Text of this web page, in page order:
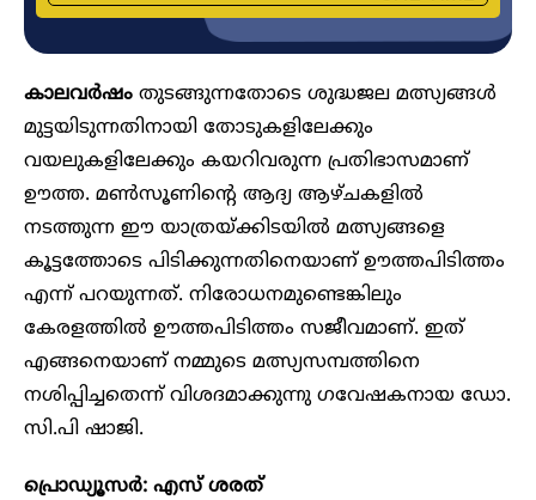
കാലവർഷം തുടങ്ങുന്നതോടെ ശുദ്ധജല മത്സ്യങ്ങൾ
മുട്ടയിടുന്നതിനായി തോടുകളിലേക്കും
വയലുകളിലേക്കും കയറിവരുന്ന പ്രതിഭാസമാണ്
ഊത്ത. മൺസൂണിന്റെ ആദ്യ ആഴ്ചകളിൽ
നടത്തുന്ന ഈ യാത്രയ്ക്കിടയിൽ മത്സ്യങ്ങളെ
കൂട്ടത്തോടെ പിടിക്കുന്നതിനെയാണ് ഊത്തപിടിത്തം
എന്ന് പറയുന്നത്. നിരോധനമുണ്ടെങ്കിലും
കേരളത്തിൽ ഊത്തപിടിത്തം സജീവമാണ്. ഇത്
എങ്ങനെയാണ് നമ്മുടെ മത്സ്യസമ്പത്തിനെ
നശിപ്പിച്ചതെന്ന് വിശദമാക്കുന്നു ​ഗവേഷകനായ ഡോ.
സി.പി ഷാജി.
പ്രൊഡ്യൂസർ: എസ് ശരത്